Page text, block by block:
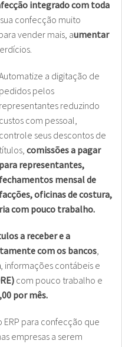
integrado com toda
confecção muito
vender mais, aumentar
a digitação de
pedidos pelos
representantes reduzindo
custos com pessoal,
controle seus descontos de
títulos,comissões a pagar
para representantes,
fechamentos mensal de
facções, oficinas de costura,
com pouco trabalho.
a receber e a
com os bancos,
, informações contábeis e
com pouco trabalho e
por mês.
ERP para confecção que
empresas a serem